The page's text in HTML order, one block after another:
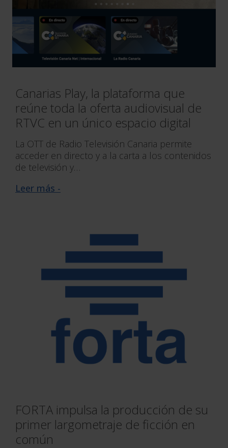
Canarias Play, la plataforma que
reúne toda la oferta audiovisual de
RTVC en un único espacio digital
La OTT de Radio Televisión Canaria permite
acceder en directo y a la carta a los contenidos
de televisión y…
Leer más -
FORTA impulsa la producción de su
primer largometraje de ficción en
común